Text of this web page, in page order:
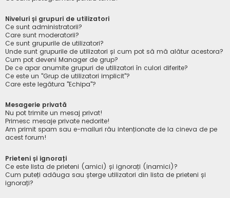
Niveluri și grupuri de utilizatori
Ce sunt administratorii?
Care sunt moderatorii?
Ce sunt grupurile de utilizatori?
Unde sunt grupurile de utilizatori și cum pot să mă alătur acestora?
Cum pot deveni Manager de grup?
De ce apar anumite grupuri de utilizatori în culori diferite?
Ce este un "Grup de utilizatori implicit"?
Care este legătura "Echipa"?
Mesagerie privată
Nu pot trimite un mesaj privat!
Primesc mesaje private nedorite!
Am primit spam sau e-mailuri rău intenționate de la cineva de pe
acest forum!
Prieteni și ignorați
Ce este lista de prieteni (amici) și ignorați (inamici)?
Cum puteți adăuga sau șterge utilizatori din lista de prieteni și
ignorați?